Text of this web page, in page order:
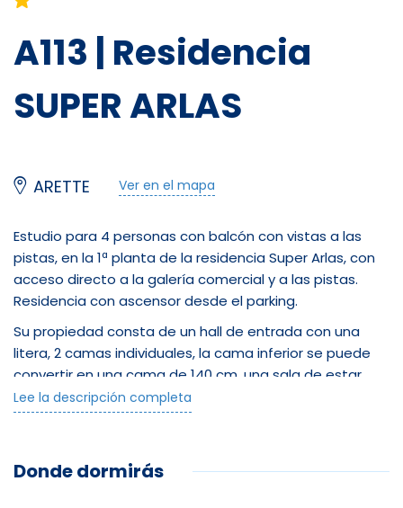
A113 | Residencia
SUPER ARLAS
ARETTE Ver en el mapa
Estudio para 4 personas con balcón con vistas a las
pistas, en la 1ª planta de la residencia Super Arlas, con
acceso directo a la galería comercial y a las pistas.
Residencia con ascensor desde el parking.
Su propiedad consta de un hall de entrada con una
litera, 2 camas individuales, la cama inferior se puede
convertir en una cama de 140 cm, una sala de estar
con cocina americana equipada y comedor, un sofá
con cama doble plegable de 160 cm y un baño con WC.
de pantalla ancha 4K, guardaesquís en la planta baja.
Lee la descripción completa
Donde dormirás